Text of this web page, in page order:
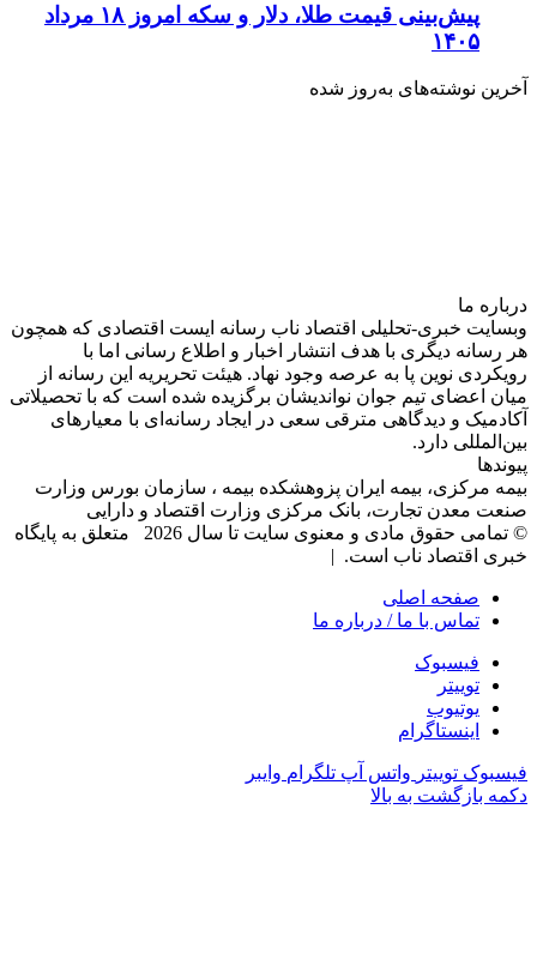
پیش‌بینی قیمت طلا، دلار و سکه امروز ۱۸ مرداد
۱۴۰۵
آخرین نوشته‌های‌ به‌روز شده
درباره‌ ما
وبسایت خبری-تحلیلی اقتصاد ناب رسانه‌ ایست اقتصادی که همچون
هر رسانه دیگری با هدف انتشار اخبار و اطلاع رسانی اما با
رویکردی نوین پا به عرصه وجود نهاد. هیئت تحریریه این رسانه از
میان اعضای تیم جوان نواندیشان برگزیده شده است که با تحصیلاتی
آکادمیک و دیدگاهی‌ مترقی سعی در ایجاد رسانه‌ای با معیار‌های
بین‌المللی دارد.
پیوندها
بیمه مرکزی، بیمه ایران پزوهشکده بیمه ، سازمان بورس وزارت
صنعت معدن تجارت، بانک مرکزی وزارت اقتصاد و دارایی
© تمامی حقوق مادی و معنوی سایت تا سال 2026 متعلق به پایگاه
خبری اقتصاد ناب است. |
صفحه اصلی
تماس با ما / درباره ما
فیسبوک
توییتر
یوتیوب
اینستاگرام
فیسبوک توییتر واتس آپ تلگرام وایبر
دکمه بازگشت به بالا